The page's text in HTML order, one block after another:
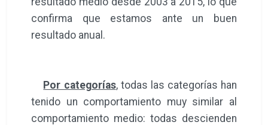
confirma que estamos ante un buen
resultado anual.
Por categorías, todas las categorías han
tenido un comportamiento muy similar al
comportamiento medio: todas descienden